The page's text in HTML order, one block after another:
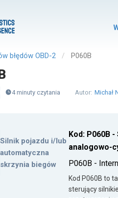
błędów OBD-2 P060B
4 minuty czytania Autor: Michał
Silnik pojazdu i/lub
automatyczna
skrzynia biegów
Kod: P060B
analogowo-
P060B -
Kod P060B to
sterujący